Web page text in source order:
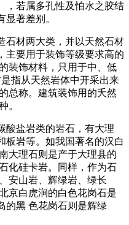
，若属多孔性及怕水之胶结
著差别。
石材两大类，并以天然石材
主要用于装饰等级要求高的
装饰材料，只用于中、低
指从天然岩体中开采出来
总称。建筑装饰用的夭然
。
酸盐岩类的岩石，有大理
板岩等。如我国著名的汉白
大理石则是产于大理县的
化硅卡岩。同样，作为石
安山岩、辉绿岩、绿长
京白虎涧的白色花岗石是
的黑 色花岗石则是辉绿